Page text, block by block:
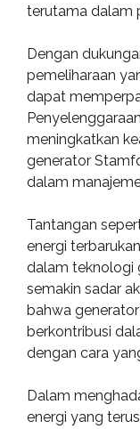
terutama dalam
Dengan
pemeliharaan
dapat
meningkatkan
generator
dalam
Tantangan
energi
dalam teknologi
semakin sadar
bahwa
berkontribusi
dengan cara
Dalam
energi yang